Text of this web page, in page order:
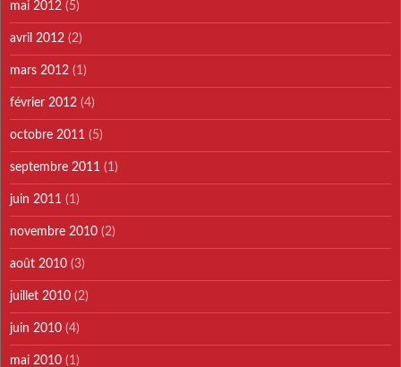
mai 2012 (5)
avril 2012 (2)
mars 2012 (1)
février 2012 (4)
octobre 2011 (5)
septembre 2011 (1)
juin 2011 (1)
novembre 2010 (2)
août 2010 (3)
juillet 2010 (2)
juin 2010 (4)
mai 2010 (1)